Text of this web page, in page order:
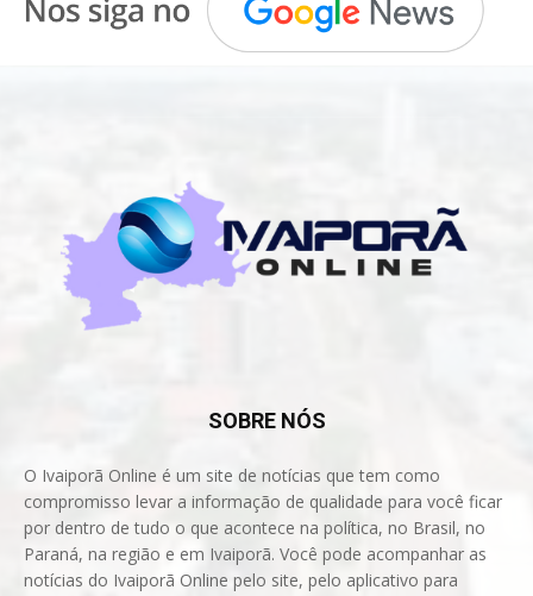
SOBRE NÓS
O Ivaiporã Online é um site de notícias que tem como
compromisso levar a informação de qualidade para você ficar
por dentro de tudo o que acontece na política, no Brasil, no
Paraná, na região e em Ivaiporã. Você pode acompanhar as
notícias do Ivaiporã Online pelo site, pelo aplicativo para